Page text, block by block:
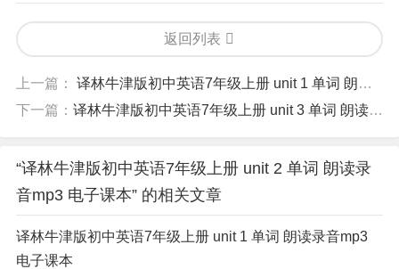
返回列表
上一篇：
译林牛津版初中英语7年级上册 unit 1 单词 朗读录音mp3 电子课本
下一篇： 译林牛津版初中英语7年级上册 unit 3 单词 朗读录音mp3 电子课本
“译林牛津版初中英语7年级上册 unit 2 单词 朗读录
音mp3 电子课本” 的相关文章
译林牛津版初中英语7年级上册 unit 1 单词 朗读录音mp3
电子课本